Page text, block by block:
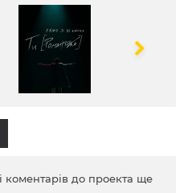
коментарів до проекта ще